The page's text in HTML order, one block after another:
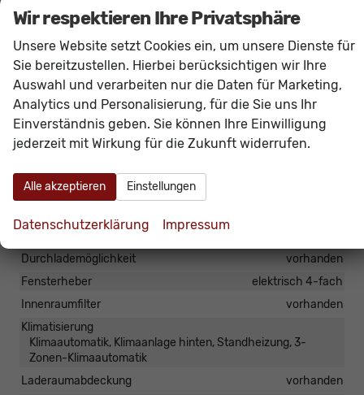
Hinweis: Das Fahrzeug verfügt über die
serienmäßige
elektrische Standklimatisierung
(Standheizung und Standkühlung, je nach
Funktionalität programmierbar oder per App)
Eine kraftstoffbetriebene Heizung mit separater
Funkfernbedienung ist nicht verbaut.
Ambiente-Beleuchtung
Doppelter Laderaumboden
Durchlademöglichkeit
vorhanden
Fensterheber
elektrisch 4-fach
Innenraumfilter
vorhanden
Klimatisierung
Klimaautomatik, Klimaanlage hinten, Standheizung, 3-
Zonen-Klimaautomatik
Laderaumabdeckung
vorhanden
Wir respektieren Ihre Privatsphäre
Unsere Website setzt Cookies ein, um unsere Dienste für
Sie bereitzustellen. Hierbei berücksichtigen wir Ihre
Auswahl und verarbeiten nur die Daten für Marketing,
Analytics und Personalisierung, für die Sie uns Ihr
Einverständnis geben. Sie können Ihre Einwilligung
jederzeit mit Wirkung für die Zukunft widerrufen.
Alle akzeptieren Einstellungen
Datenschutzerklärung Impressum